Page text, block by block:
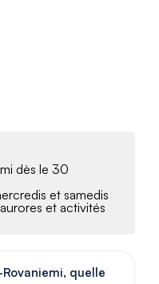
dès le 30
et samedis
et activités
quelle